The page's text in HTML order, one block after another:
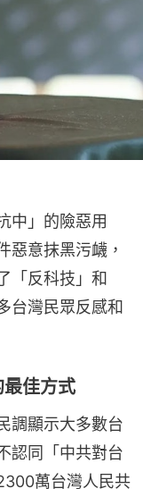
中」的險惡用
惡意抹黑污衊，
「反科技」和
台灣民眾反感和
最佳方式
調顯示大多數台
認同「中共對台
萬台灣人民共